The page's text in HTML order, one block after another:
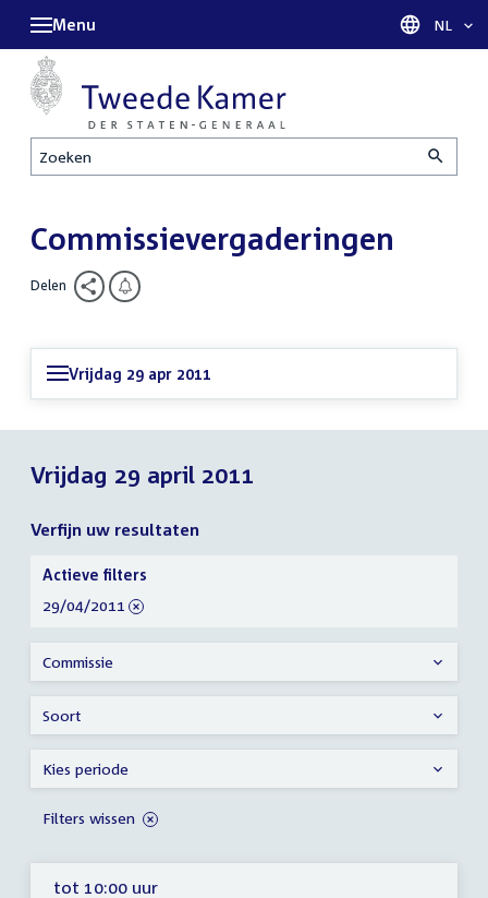
Zoeken
Menu Taal
NL
Commissievergaderingen
Delen
Vrijdag 29 apr 2011
Vrijdag 29 april 2011
Verfijn uw resultaten
tot 10:00 uur
Verfijn
uw
resultaten
Actieve filters
verwijder
29/04/2011
Commissie
Soort
Kies periode
Filters wissen